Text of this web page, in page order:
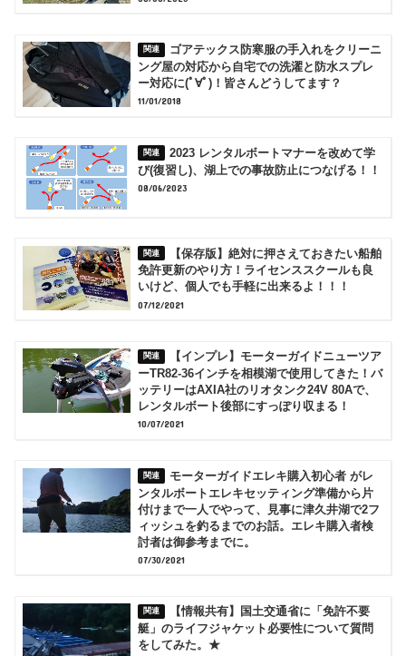
ゴアテックス防寒服の手入れをクリーニ
ング屋の対応から自宅での洗濯と防水スプレ
ー対応に(ﾟ∀ﾟ)！皆さんどうしてます？
11/01/2018
2023 レンタルボートマナーを改めて学
び(復習し)、湖上での事故防止につなげる！！
08/06/2023
【保存版】絶対に押さえておきたい船舶
免許更新のやり方！ライセンススクールも良
いけど、個人でも手軽に出来るよ！！！
07/12/2021
【インプレ】モーターガイドニューツア
ーTR82-36インチを相模湖で使用してきた！バ
ッテリーはAXIA社のリオタンク24V 80Aで、
レンタルボート後部にすっぽり収まる！
10/07/2021
モーターガイドエレキ購入初心者 がレ
ンタルボートエレキセッティング準備から片
付けまで一人でやって、見事に津久井湖で2フ
ィッシュを釣るまでのお話。エレキ購入者検
討者は御参考までに。
07/30/2021
【情報共有】国土交通省に「免許不要
艇」のライフジャケット必要性について質問
をしてみた。★